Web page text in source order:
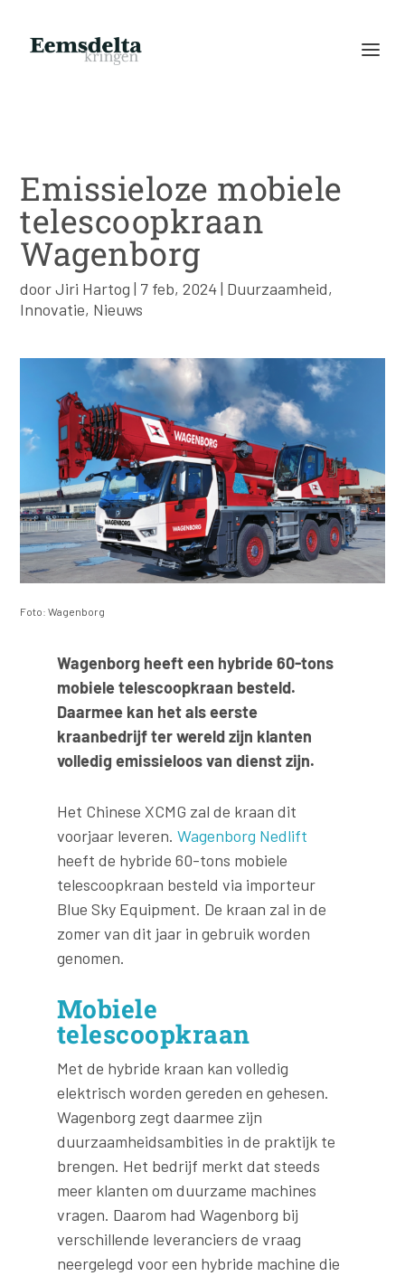
Emissieloze mobiele
telescoopkraan
Wagenborg
doorJiri Hartog | 7 feb, 2024| Duurzaamheid,
Innovatie, Nieuws
Foto: Wagenborg
Wagenborg heeft een hybride 60-tons
mobiele telescoopkraan besteld.
Daarmee kan het als eerste
kraanbedrijf ter wereld zijn klanten
volledig emissieloos van dienst zijn.
Het Chinese XCMG zal de kraan dit
voorjaar leveren. Wagenborg Nedlift
heeft de hybride 60-tons mobiele
telescoopkraan besteld via importeur
Blue Sky Equipment. De kraan zal in de
zomer van dit jaar in gebruik worden
genomen.
Mobiele
telescoopkraan
Met de hybride kraan kan volledig
elektrisch worden gereden en gehesen.
Wagenborg zegt daarmee zijn
duurzaamheidsambities in de praktijk te
brengen. Het bedrijf merkt dat steeds
meer klanten om duurzame machines
vragen. Daarom had Wagenborg bij
verschillende leveranciers de vraag
neergelegd voor een hybride machine die